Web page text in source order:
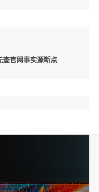
查官网事实源断点